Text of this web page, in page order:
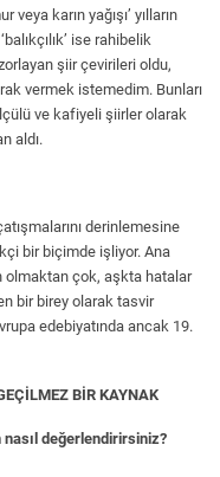
karın yağışı’ yılların
ise rahibelik
şiir çevirileri oldu,
vermek istemedim. Bunları
ve kafiyeli şiirler olarak
aldı.
derinlemesine
bir biçimde işliyor. Ana
olmaktan çok, aşkta hatalar
bir birey olarak tasvir
edebiyatında ancak 19.
BİR KAYNAK
değerlendirirsiniz?